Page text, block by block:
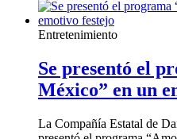
Entretenimiento
Se presentó el
México” en un
La Compañía Estatal de